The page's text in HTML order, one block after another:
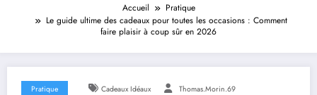
Accueil
Pratique
Le guide ultime des cadeaux pour toutes les occasions : Comment
faire plaisir à coup sûr en 2026
Pratique Cadeaux Idéaux Thomas.Morin.69